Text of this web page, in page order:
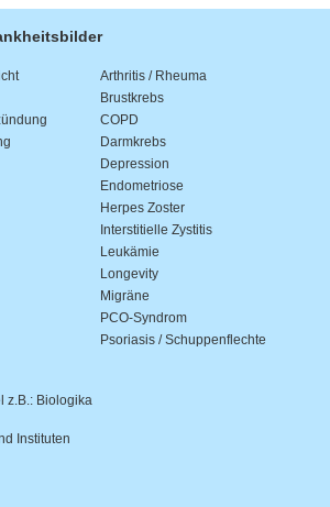
Arthritis / Rheuma
Brustkrebs
COPD
Darmkrebs
Depression
Endometriose
Herpes Zoster
Interstitielle Zystitis
Leukämie
Longevity
Migräne
PCO-Syndrom
Psoriasis / Schuppenflechte
z.B.: Biologika
Instituten